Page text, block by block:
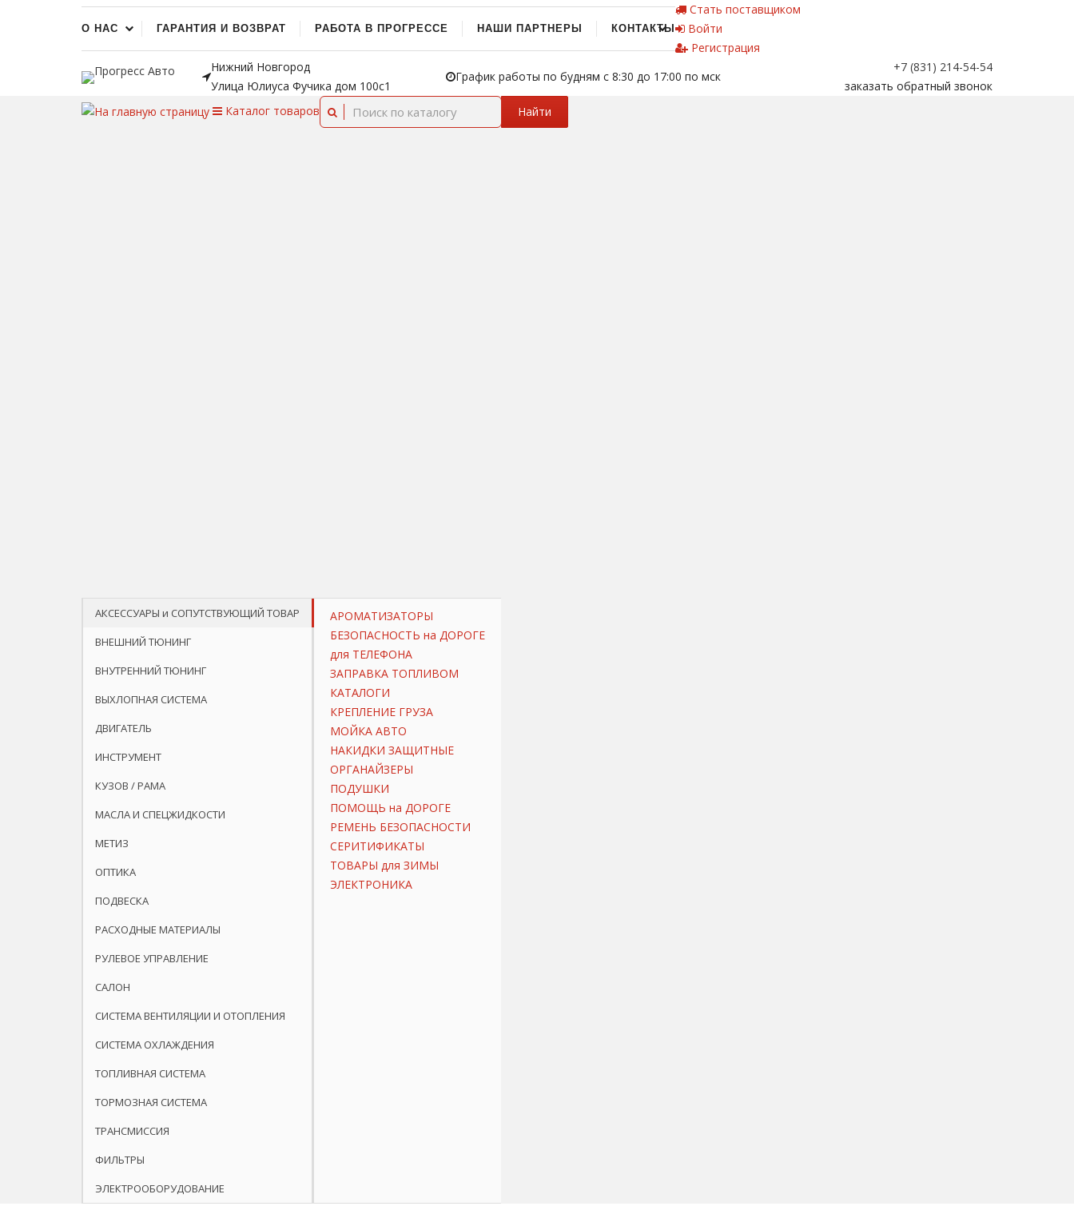
О НАС ГАРАНТИЯ И ВОЗВРАТ РАБОТА В ПРОГРЕССЕ НАШИ ПАРТНЕРЫ КОНТАКТЫ
Стать поставщиком
Войти
Регистрация
Нижний Новгород
Улица Юлиуса Фучика дом 100с1
График работы по будням с 8:30 до 17:00 по мск
+7 (831) 214-54-54
заказать обратный звонок
Каталог товаров Найти
АКСЕССУАРЫ и СОПУТСТВУЮЩИЙ ТОВАР
ВНЕШНИЙ ТЮНИНГ
ВНУТРЕННИЙ ТЮНИНГ
ВЫХЛОПНАЯ СИСТЕМА
ДВИГАТЕЛЬ
ИНСТРУМЕНТ
КУЗОВ / РАМА
МАСЛА И СПЕЦЖИДКОСТИ
МЕТИЗ
ОПТИКА
ПОДВЕСКА
РАСХОДНЫЕ МАТЕРИАЛЫ
РУЛЕВОЕ УПРАВЛЕНИЕ
САЛОН
СИСТЕМА ВЕНТИЛЯЦИИ И ОТОПЛЕНИЯ
СИСТЕМА ОХЛАЖДЕНИЯ
ТОПЛИВНАЯ СИСТЕМА
ТОРМОЗНАЯ СИСТЕМА
ТРАНСМИССИЯ
ФИЛЬТРЫ
ЭЛЕКТРООБОРУДОВАНИЕ
АРОМАТИЗАТОРЫ
БЕЗОПАСНОСТЬ на ДОРОГЕ
для ТЕЛЕФОНА
ЗАПРАВКА ТОПЛИВОМ
КАТАЛОГИ
КРЕПЛЕНИЕ ГРУЗА
МОЙКА АВТО
НАКИДКИ ЗАЩИТНЫЕ
ОРГАНАЙЗЕРЫ
ПОДУШКИ
ПОМОЩЬ на ДОРОГЕ
РЕМЕНЬ БЕЗОПАСНОСТИ
СЕРИТИФИКАТЫ
ТОВАРЫ для ЗИМЫ
ЭЛЕКТРОНИКА